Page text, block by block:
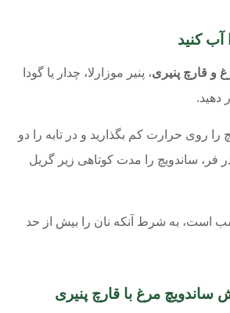
آب کنید
و قارچ پنیری، پنیر موزارلا، چدار یا گودا
دهید.
را روی حرارت کم بگذارید و در تابه را دو
در فر، ساندویچ را مدت کوتاهی زیر گریل
است، به شرط آنکه نان را بیش از حد
ساندویچ مرغ با قارچ پنیری